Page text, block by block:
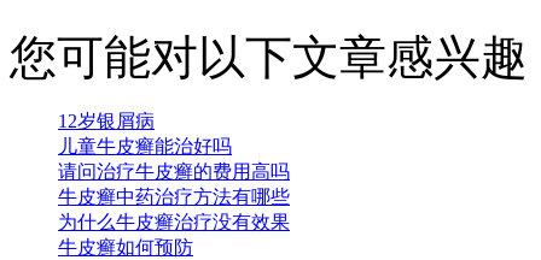
您可能对以下文章感兴趣
12岁银屑病
儿童牛皮癣能治好吗
请问治疗牛皮癣的费用高吗
牛皮癣中药治疗方法有哪些
为什么牛皮癣治疗没有效果
牛皮癣如何预防